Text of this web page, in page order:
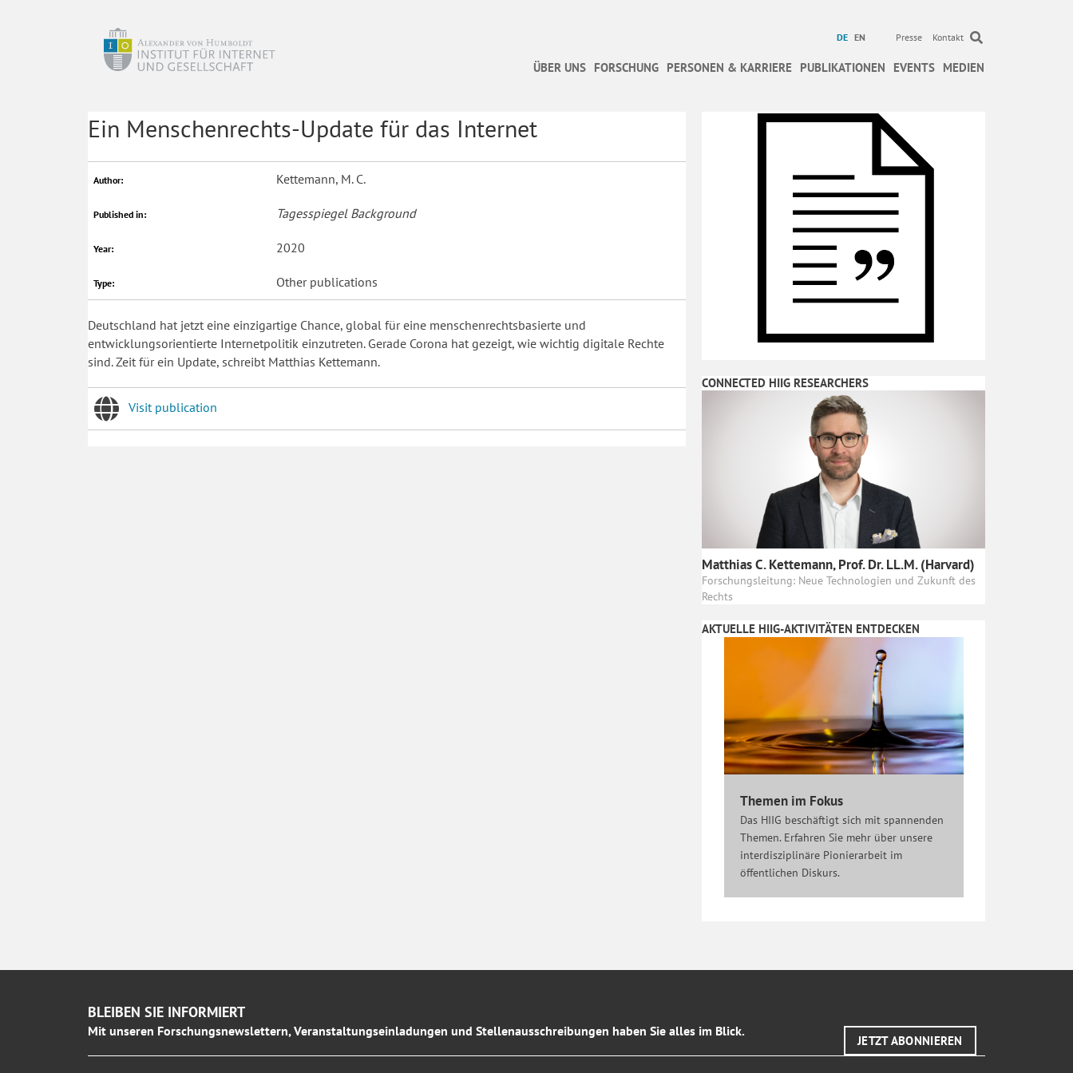
DE EN Presse Kontakt
ÜBER UNS FORSCHUNG PERSONEN & KARRIERE PUBLIKATIONEN EVENTS MEDIEN
Ein Menschenrechts-Update für das Internet
Author: Kettemann, M. C.
Published in: Tagesspiegel Background
Year: 2020
Type: Other publications
Deutschland hat jetzt eine einzigartige Chance, global für eine menschenrechtsbasierte und
entwicklungsorientierte Internetpolitik einzutreten. Gerade Corona hat gezeigt, wie wichtig digitale Rechte
sind. Zeit für ein Update, schreibt Matthias Kettemann.
Visit publication
CONNECTED HIIG RESEARCHERS
Matthias C. Kettemann, Prof. Dr. LL.M. (Harvard)
Forschungsleitung: Neue Technologien und Zukunft des
Rechts
AKTUELLE HIIG-AKTIVITÄTEN ENTDECKEN
Themen im Fokus
Das HIIG beschäftigt sich mit spannenden
Themen. Erfahren Sie mehr über unsere
interdisziplinäre Pionierarbeit im
öffentlichen Diskurs.
BLEIBEN SIE INFORMIERT
Mit unseren Forschungsnewslettern, Veranstaltungseinladungen und Stellenausschreibungen haben Sie alles im Blick.
JETZT ABONNIEREN